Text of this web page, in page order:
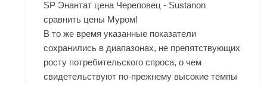
SP Энантат цена Череповец - Sustanon
сравнить цены Муром!
В то же время указанные показатели
сохранились в диапазонах, не препятствующих
росту потребительского спроса, о чем
свидетельствуют по-прежнему высокие темпы